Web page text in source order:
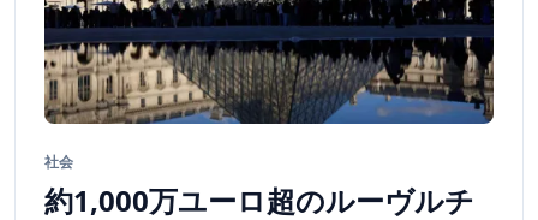
社会
約1,000万ユーロ超のルーヴルチ